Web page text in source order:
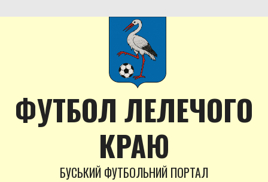
to
ФУТБОЛ ЛЕЛЕЧОГО
КРАЮ
БУСЬКИЙ ФУТБОЛЬНИЙ ПОРТАЛ